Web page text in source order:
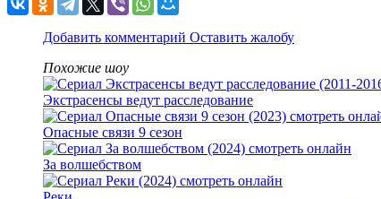
Добавить комментарий Оставить жалобу
Похожие шоу
Экстрасенсы ведут расследование
Опасные связи 9 сезон
За волшебством